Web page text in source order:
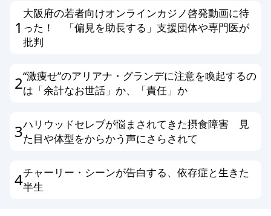
1
大阪府の若者向けオンラインカジノ啓発動画に待
った！ 「偏見を助長する」支援団体や専門医が
批判
2“激痩せ”のアリアナ・グランデに注意を喚起するの
は「余計なお世話」か、「責任」か
3ハリウッドセレブが悩まされてきた摂食障害 見
た目や体型をからかう声にさらされて
4チャーリー・シーンが告白する、依存症と生きた
半生